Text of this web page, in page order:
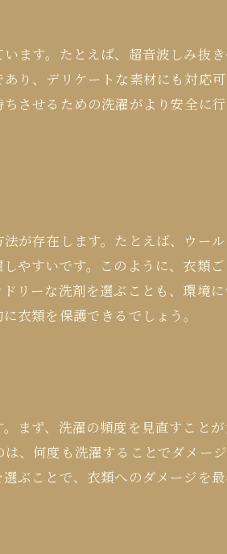
ます。たとえば、超音波しみ抜
り、デリケートな素材にも対応
させるための洗濯がより安全に
が存在します。たとえば、ウー
やすいです。このように、衣類
リーな洗剤を選ぶことも、環境
衣類を保護できるでしょう。
まず、洗濯の頻度を見直すこと
、何度も洗濯することでダメー
ぶことで、衣類へのダメージを